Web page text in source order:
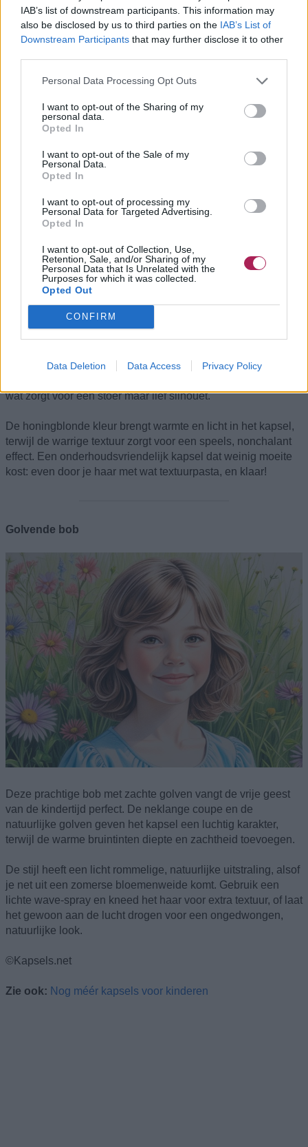
IAB’s list of downstream participants. This information may
also be disclosed by us to third parties on the IAB’s List of
Downstream Participants that may further disclose it to other
Personal Data Processing Opt Outs
I want to opt-out of the Sharing of my
personal data.
Opted In
I want to opt-out of the Sale of my
Personal Data.
Opted In
I want to opt-out of processing my
Personal Data for Targeted Advertising.
Opted In
I want to opt-out of Collection, Use,
Retention, Sale, and/or Sharing of my
Personal Data that Is Unrelated with the
Purposes for which it was collected.
Opted Out
CONFIRM
Data Deletion Data Access Privacy Policy
klassieke schoonheid houdt. Praktisch genoeg voor
schooldagen, maar ook stijlvol voor speciale gelegenheden.
Pixie cut
voor het avontuurlijke meisje dat graag opvalt. De langere
wat zorgt voor een stoer maar lief silhouet.
De honingblonde kleur brengt warmte en licht in het kapsel,
terwijl de warrige textuur zorgt voor een speels, nonchalant
effect. Een onderhoudsvriendelijk kapsel dat weinig moeite
kost: even door je haar met wat textuurpasta, en klaar!
Golvende bob
Deze prachtige bob met zachte golven vangt de vrije geest
van de kindertijd perfect. De neklange coupe en de
natuurlijke golven geven het kapsel een luchtig karakter,
terwijl de warme bruintinten diepte en zachtheid toevoegen.
De stijl heeft een licht rommelige, natuurlijke uitstraling, alsof
je net uit een zomerse bloemenweide komt. Gebruik een
lichte wave-spray en kneed het haar voor extra textuur, of laat
het gewoon aan de lucht drogen voor een ongedwongen,
natuurlijke look.
©Kapsels.net
Zie ook: Nog méér kapsels voor kinderen